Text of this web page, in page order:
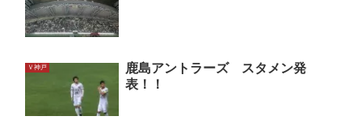
Ｖ神戸
鹿島アントラーズ スタメン発
表！！